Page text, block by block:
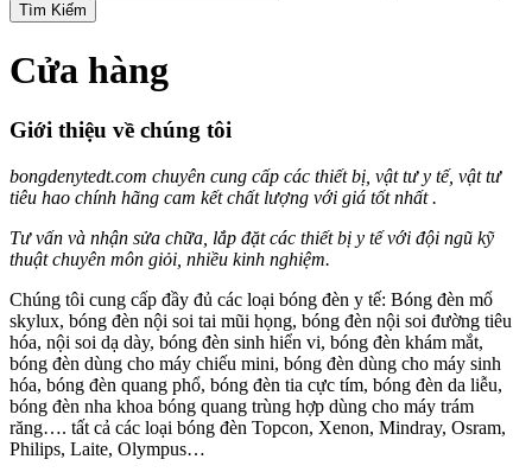
Tìm Kiếm
Cửa hàng
Giới thiệu về chúng tôi
bongdenytedt.com chuyên cung cấp các thiết bị, vật tư y tế, vật tư
tiêu hao chính hãng cam kết chất lượng với giá tốt nhất .
Tư vấn và nhận sửa chữa, lắp đặt các thiết bị y tế với đội ngũ kỹ
thuật chuyên môn giỏi, nhiều kinh nghiệm.
Chúng tôi cung cấp đầy đủ các loại bóng đèn y tế: Bóng đèn mổ
skylux, bóng đèn nội soi tai mũi họng, bóng đèn nội soi đường tiêu
hóa, nội soi dạ dày, bóng đèn sinh hiển vi, bóng đèn khám mắt,
bóng đèn dùng cho máy chiếu mini, bóng đèn dùng cho máy sinh
hóa, bóng đèn quang phổ, bóng đèn tia cực tím, bóng đèn da liễu,
bóng đèn nha khoa bóng quang trùng hợp dùng cho máy trám
răng…. tất cả các loại bóng đèn Topcon, Xenon, Mindray, Osram,
Philips, Laite, Olympus…